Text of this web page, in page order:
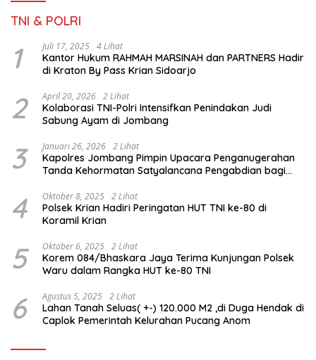
TNI & POLRI
1 Juli 17, 2025 4 Lihat
Kantor Hukum RAHMAH MARSINAH dan PARTNERS Hadir
di Kraton By Pass Krian Sidoarjo
2 April 20, 2026 2 Lihat
Kolaborasi TNI-Polri Intensifkan Penindakan Judi
Sabung Ayam di Jombang
3 Januari 26, 2026 2 Lihat
Kapolres Jombang Pimpin Upacara Penganugerahan
Tanda Kehormatan Satyalancana Pengabdian bagi
4 Oktober 8, 2025 2 Lihat
Polsek Krian Hadiri Peringatan HUT TNI ke-80 di
Koramil Krian
5 Oktober 6, 2025 2 Lihat
Korem 084/Bhaskara Jaya Terima Kunjungan Polsek
6 Agustus 5, 2025 2 Lihat
Lahan Tanah Seluas( +-) 120.000 M2 ,di Duga Hendak di
Caplok Pemerintah Kelurahan Pucang Anom